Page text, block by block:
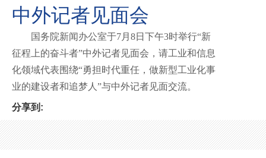
中外记者见面会
国务院新闻办公室于7月8日下午3时举行“新
征程上的奋斗者”中外记者见面会，请工业和信息
化领域代表围绕“勇担时代重任，做新型工业化事
业的建设者和追梦人”与中外记者见面交流。
分享到: